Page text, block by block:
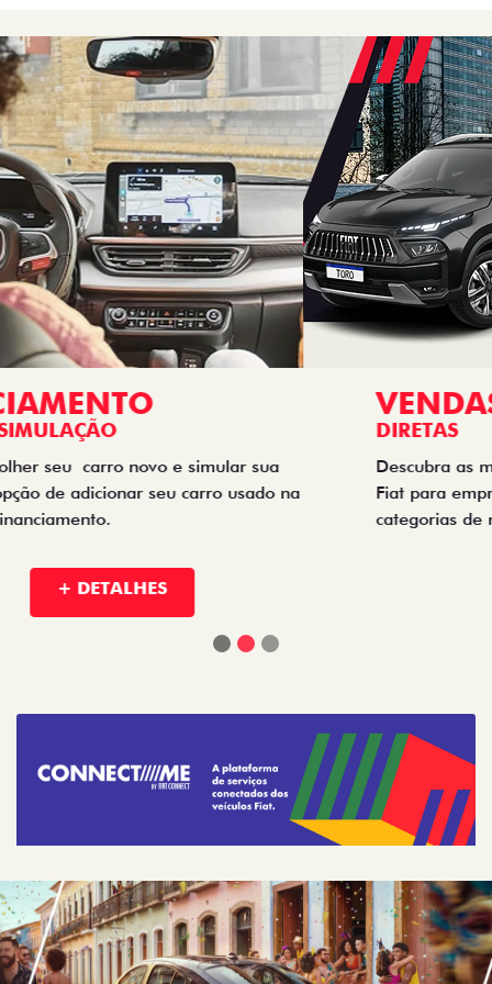
VENDAS
DIRETAS
Descubra as melhores soluções e descontos em um novo
Fiat para empresas, produtores rurais, taxistas e outras
categorias de negócios.